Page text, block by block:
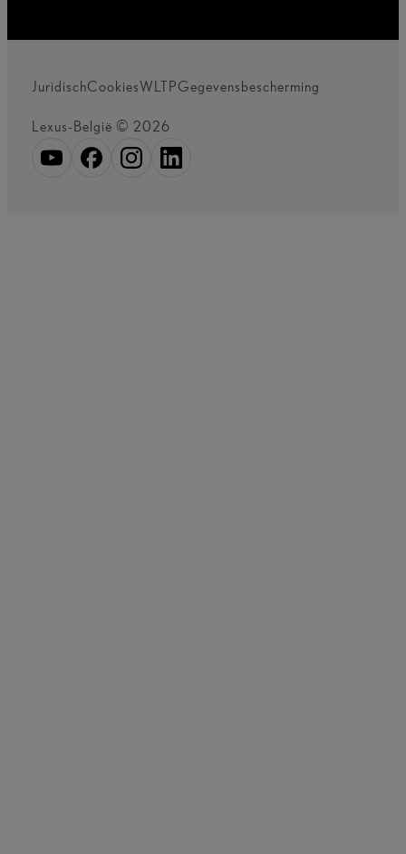
JuridischCookiesWLTPGegevensbescherming
Lexus-België © 2026